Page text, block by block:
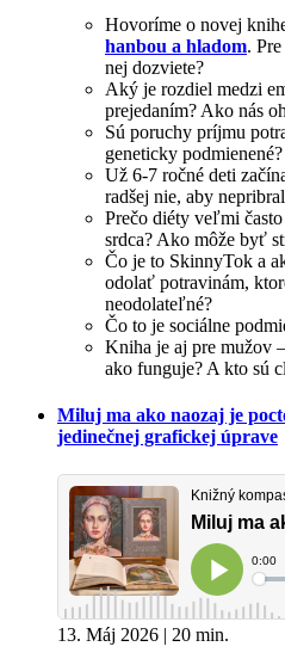
Hovoríme o novej
hanbou a hladom.
nej dozviete?
Aký je rozdiel medzi
prejedaním? Ako nás
Sú poruchy príjmu
geneticky podmienené?
Už 6-7 ročné deti
radšej nie, aby
Prečo diéty veľmi
srdca? Ako môže byť
Čo je to SkinnyTok a
odolať potravinám,
neodolateľné?
Čo to je sociálne
Kniha je aj pre mužov
ako funguje? A kto sú
Miluj ma ako naozaj je
jedinečnej grafickej úprave
13. Máj 2026 | 20 min.